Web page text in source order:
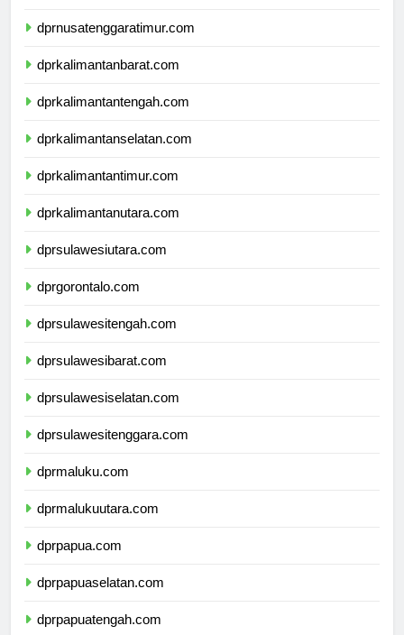
dprnusatenggaratimur.com
dprkalimantanbarat.com
dprkalimantantengah.com
dprkalimantanselatan.com
dprkalimantantimur.com
dprkalimantanutara.com
dprsulawesiutara.com
dprgorontalo.com
dprsulawesitengah.com
dprsulawesibarat.com
dprsulawesiselatan.com
dprsulawesitenggara.com
dprmaluku.com
dprmalukuutara.com
dprpapua.com
dprpapuaselatan.com
dprpapuatengah.com